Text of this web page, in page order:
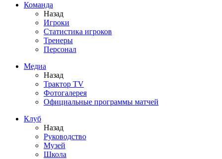
Команда
Назад
Игроки
Статистика игроков
Тренеры
Персонал
Медиа
Назад
Трактор TV
Фотогалерея
Официальные программы матчей
Клуб
Назад
Руководство
Музей
Школа